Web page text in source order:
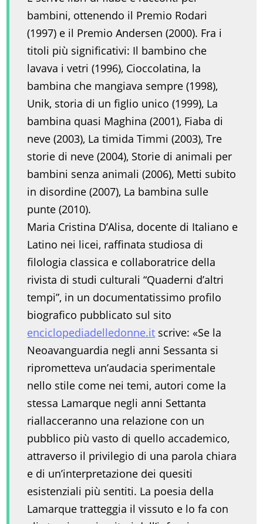
bambini, ottenendo il Premio Rodari
(1997) e il Premio Andersen (2000). Fra i
titoli più significativi: Il bambino che
lavava i vetri (1996), Cioccolatina, la
bambina che mangiava sempre (1998),
Unik, storia di un figlio unico (1999), La
bambina quasi Maghina (2001), Fiaba di
neve (2003), La timida Timmi (2003), Tre
storie di neve (2004), Storie di animali per
bambini senza animali (2006), Metti subito
in disordine (2007), La bambina sulle
punte (2010).
Maria Cristina D’Alisa, docente di Italiano e
Latino nei licei, raffinata studiosa di
filologia classica e collaboratrice della
rivista di studi culturali “Quaderni d’altri
tempi”, in un documentatissimo profilo
biografico pubblicato sul sito
enciclopediadelledonne.it scrive: «Se la
Neoavanguardia negli anni Sessanta si
riprometteva un’audacia sperimentale
nello stile come nei temi, autori come la
stessa Lamarque negli anni Settanta
riallacceranno una relazione con un
pubblico più vasto di quello accademico,
attraverso il privilegio di una parola chiara
e di un’interpretazione dei quesiti
esistenziali più sentiti. La poesia della
Lamarque tratteggia il vissuto e lo fa con